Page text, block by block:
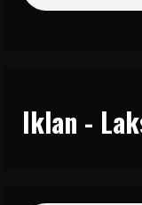
Iklan -